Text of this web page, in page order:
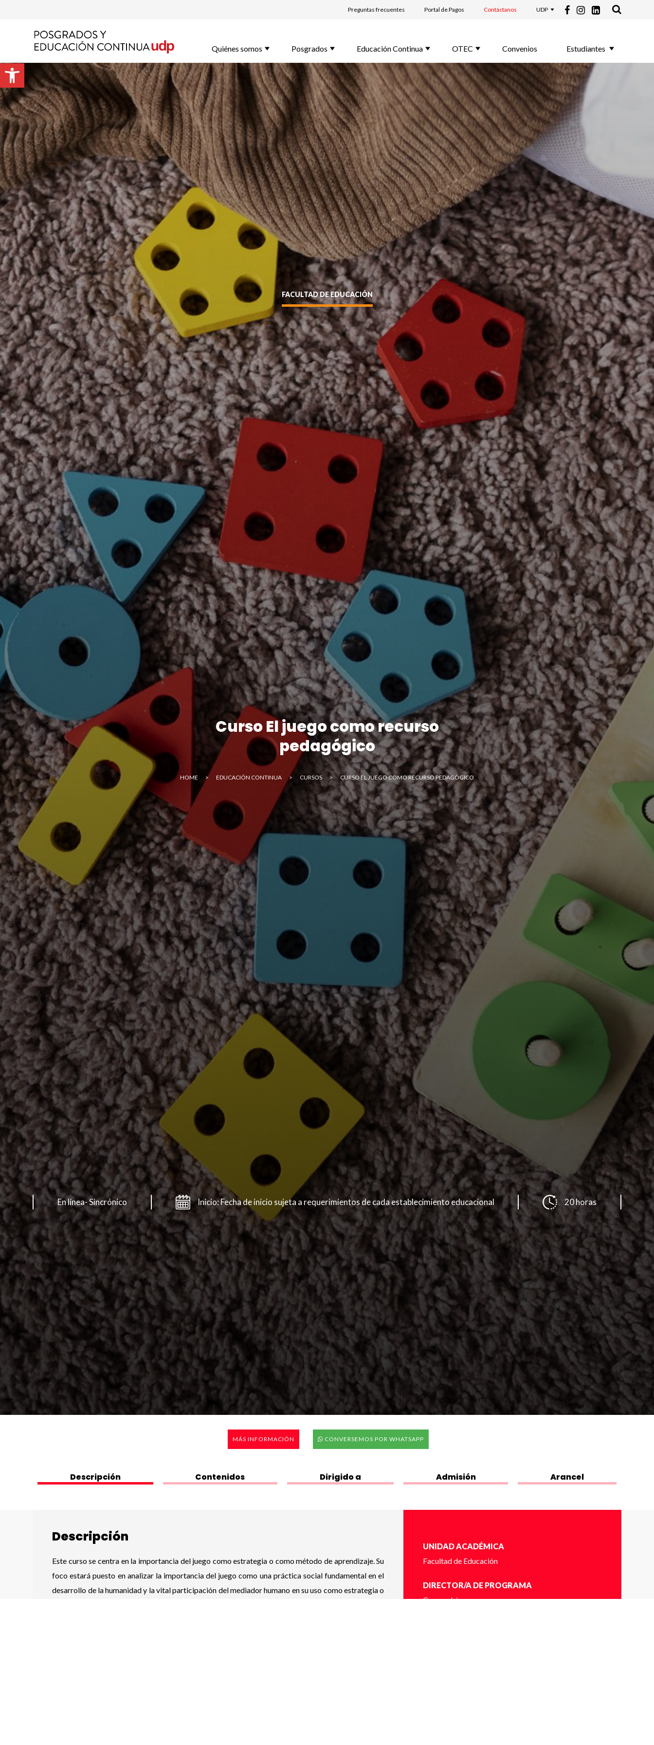
Abrir barra de herramientas
Preguntas frecuentes Portal de Pagos Contáctanos UDP
Quiénes somos Posgrados Educación Continua OTEC Convenios Estudiantes
Apellido *
Email *
Programa de Interés *
Pregunta
Enviar
FACULTAD DE EDUCACIÓN
Curso El juego como recurso
pedagógico
HOME > EDUCACIÓN CONTINUA > CURSOS > CURSO EL JUEGO COMO RECURSO PEDAGÓGICO
En línea- Sincrónico Inicio: Fecha de inicio sujeta a requerimientos de cada establecimiento educacional 20 horas
MÁS INFORMACIÓN CONVERSEMOS POR WHATSAPP
Descripción Contenidos Dirigido a Admisión Arancel
UNIDAD ACADÉMICA
Facultad de Educación
DIRECTOR/A DE PROGRAMA
Carmen López
Descripción
Este curso se centra en la importancia del juego como estrategia o como método de aprendizaje. Su
foco estará puesto en analizar la importancia del juego como una práctica social fundamental en el
desarrollo de la humanidad y la vital participación del mediador humano en su uso como estrategia o
Completa el siguente formulario y nos pondremos en contacto contigo a la brevedad.
Cédula de identidad sin puntos ni guión (Ej: 18410112) *
Dígito verificador (Ej: 2) *
Nombre *
Apellido *
Email *
Número de Celular * (+56 9 xxxx xxxx)
Enviar